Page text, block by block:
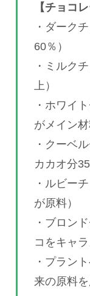
【チョコ
・ダーク
60％）
・ミルク
上）
・ホワイ
がメイン材
・クーベ
カカオ分35
・ルビー
が原料）
・ブロン
コをキャ
・プラン
来の原料を